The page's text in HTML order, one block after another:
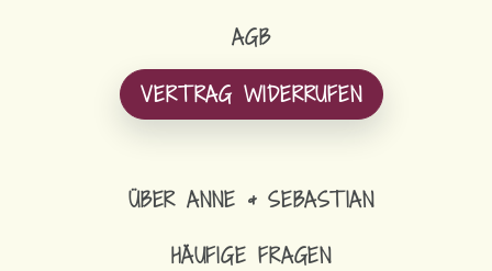
AGB
VERTRAG WIDERRUFEN
ÜBER ANNE & SEBASTIAN
HÄUFIGE FRAGEN